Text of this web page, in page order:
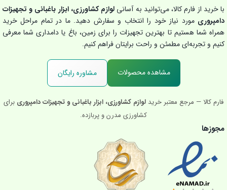
با خرید از فارم کالا، می‌توانید به آسانی لوازم کشاورزی، ابزار باغبانی و تجهیزات
دامپروری مورد نیاز خود را انتخاب و سفارش دهید. ما در تمام مراحل خرید
همراه شما هستیم تا بهترین تجهیزات را برای زمین، باغ یا دامداری شما معرفی
کنیم و تجربه‌ای مطمئن و راحت برایتان فراهم کنیم.
مشاهده محصولات مشاوره رایگان
فارم کالا — مرجع معتبر خرید لوازم کشاورزی، ابزار باغبانی و تجهیزات دامپروری برای
کشاورزی مدرن و پربازده.
مجوزها